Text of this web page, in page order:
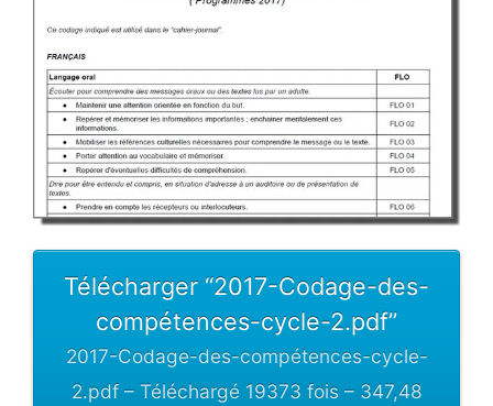
Télécharger “2017-Codage-des-
compétences-cycle-2.pdf”
2017-Codage-des-compétences-cycle-
2.pdf – Téléchargé 19373 fois – 347,48